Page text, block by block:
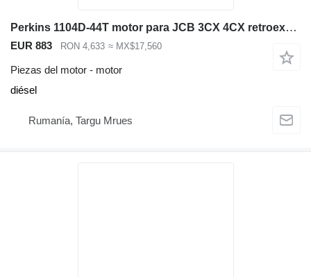
Perkins 1104D-44T motor para JCB 3CX 4CX retroexcavadora
EUR 883 RON 4,633 ≈ MX$17,560
Piezas del motor - motor
diésel
Rumanía, Targu Mrues